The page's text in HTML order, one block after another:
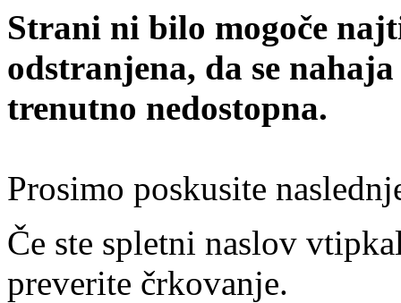
Strani ni bilo mogoče
odstranjena, da se
trenutno nedostopna.
Prosimo poskusite
Če ste spletni naslov
preverite črkovanje.